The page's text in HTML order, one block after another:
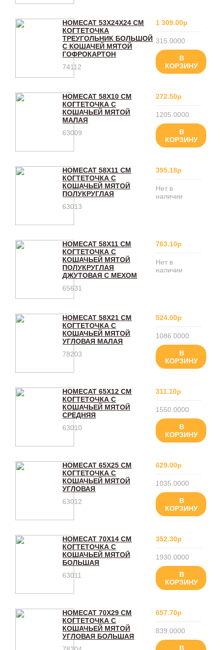
HOMECAT 53Х24Х24 СМ
КОГТЕТОЧКА
ТРЕУГОЛЬНИК БОЛЬШОЙ
С КОШАЧЕЙ МЯТОЙ
ГОФРОКАРТОН
74112
1 309.00р
315.0000
В
КОРЗИНУ
HOMECAT 58Х10 СМ
КОГТЕТОЧКА С
КОШАЧЬЕЙ МЯТОЙ
МАЛАЯ
63009
272.50р
1205.0000
В
КОРЗИНУ
HOMECAT 58Х11 СМ
КОГТЕТОЧКА С
КОШАЧЬЕЙ МЯТОЙ
ПОЛУКРУГЛАЯ
63013
395.18р
Нет в
наличии
HOMECAT 58Х11 СМ
КОГТЕТОЧКА С
КОШАЧЬЕЙ МЯТОЙ
ПОЛУКРУГЛАЯ
ДЖУТОВАЯ С МЕХОМ
65631
763.10р
Нет в
наличии
HOMECAT 58Х21 СМ
КОГТЕТОЧКА С
КОШАЧЬЕЙ МЯТОЙ
УГЛОВАЯ МАЛАЯ
78203
524.00р
1086.0000
В
КОРЗИНУ
HOMECAT 65Х12 СМ
КОГТЕТОЧКА С
КОШАЧЬЕЙ МЯТОЙ
СРЕДНЯЯ
63010
311.10р
1550.0000
В
КОРЗИНУ
HOMECAT 65Х25 СМ
КОГТЕТОЧКА С
КОШАЧЬЕЙ МЯТОЙ
УГЛОВАЯ
63012
629.00р
1035.0000
В
КОРЗИНУ
HOMECAT 70Х14 СМ
КОГТЕТОЧКА С
КОШАЧЬЕЙ МЯТОЙ
БОЛЬШАЯ
63011
352.30р
1930.0000
В
КОРЗИНУ
HOMECAT 70Х29 СМ
КОГТЕТОЧКА С
КОШАЧЬЕЙ МЯТОЙ
УГЛОВАЯ БОЛЬШАЯ
657.70р
839.0000
В